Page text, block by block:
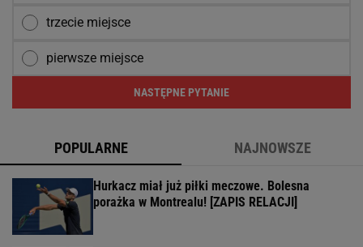
trzecie miejsce
pierwsze miejsce
NASTĘPNE PYTANIE
POPULARNE NAJNOWSZE
Hurkacz miał już piłki meczowe. Bolesna
porażka w Montrealu! [ZAPIS RELACJI]